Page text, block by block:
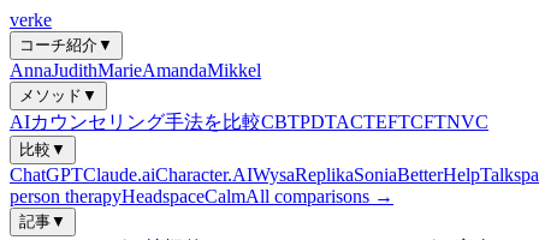
verke
コーチ紹介▼
AnnaJudithMarieAmandaMikkel
メソッド ▼
AIカウンセリング手法を比較CBTPDTACTEFTCFTNVC
比較 ▼
ChatGPTClaude.aiCharacter.AIWysaReplikaSoniaBetterHelp
person therapyHeadspaceCalmAll comparisons →
記事▼